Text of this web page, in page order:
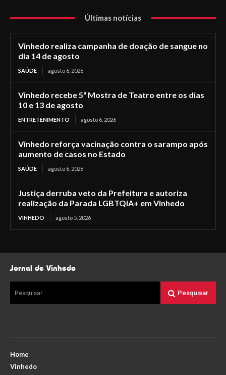
Últimas notícias
Vinhedo realiza campanha de doação de sangue no
dia 14 de agosto
SAÚDE agosto 6, 2026
Vinhedo recebe 5ª Mostra de Teatro entre os dias
10 e 13 de agosto
ENTRETENIMENTO agosto 6, 2026
Vinhedo reforça vacinação contra o sarampo após
aumento de casos no Estado
SAÚDE agosto 6, 2026
Justiça derruba veto da Prefeitura e autoriza
realização da Parada LGBTQIA+ em Vinhedo
VINHEDO agosto 5, 2026
Jornal de Vinhedo
Pesquisar Pesquisar
Home
Vinhedo